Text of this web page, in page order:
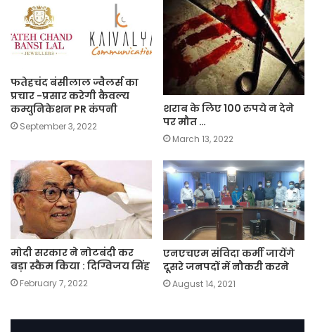
फतेहचंद बंसीलाल ज्वैलर्स का
प्रचार -प्रसार करेगी कैवल्य
कम्युनिकेशन PR कंपनी
September 3, 2022
शराब के लिए 100 रुपये न देने
पर मौत …
March 13, 2022
मोदी सरकार ने नोटबंदी कर
बड़ा स्कैम किया : दिग्विजय सिंह
February 7, 2022
एनएचएम संविदा कर्मी जायेंगे
दूसरे जनपदों में नौकरी करने
August 14, 2021